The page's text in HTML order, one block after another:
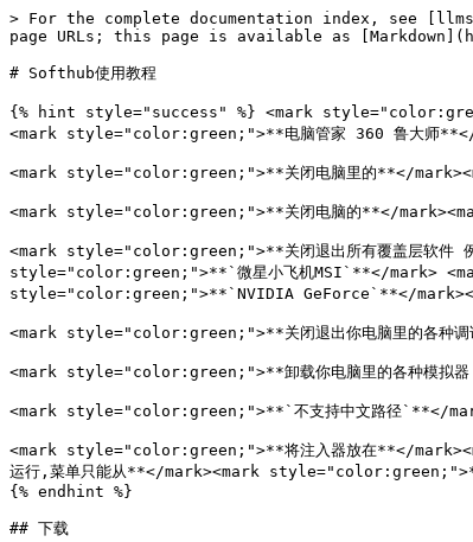
> For the complete documentation index, see
page URLs; this page is available as
# Softhub使用教程
{% hint style="success" %} <mark
<mark style="color:green;">**电脑管家 360 鲁大师
<mark style="color:green;">**关闭电脑里的**</
<mark style="color:green;">**关闭电脑的**</
<mark style="color:green;">**关闭退出所有覆盖层软
style="color:green;">**`微星小飞机MSI`**</mark>
style="color:green;">**`NVIDIA GeForce`**</
<mark style="color:green;">**关闭退出你电脑里的各
<mark style="color:green;">**卸载你电脑里的各种模
<mark style="color:green;">**`不支持中文路径`**</
<mark style="color:green;">**将注入器放在**</
运行,菜单只能从**</mark><mark
{% endhint %}
## 下载